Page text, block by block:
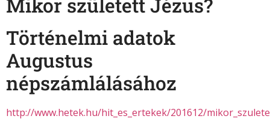
Történelmi adatok
Augustus
népszámlálásához
http://www.hetek.hu/hit_es_ertekek/201612/